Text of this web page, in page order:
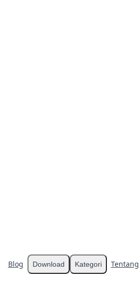
Blog Download Kategori Tentang